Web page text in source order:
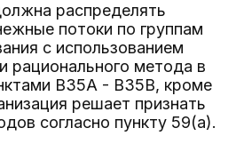
распределять
потоки по группам
с использованием
рационального метода в
B35A - B35B, кроме
решает признать
согласно пункту 59(a).